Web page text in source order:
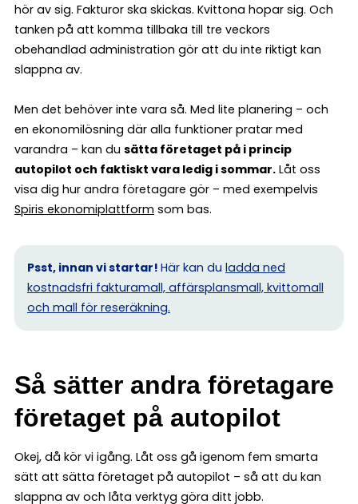
hör av sig. Fakturor ska skickas. Kvittona hopar sig. Och
tanken på att komma tillbaka till tre veckors
obehandlad administration gör att du inte riktigt kan
slappna av.
Men det behöver inte vara så. Med lite planering – och
en ekonomilösning där alla funktioner pratar med
varandra – kan du sätta företaget på i princip
autopilot och faktiskt vara ledig i sommar. Låt oss
visa dig hur andra företagare gör – med exempelvis
Spiris ekonomiplattform som bas.
Psst, innan vi startar! Här kan du ladda ned
kostnadsfri fakturamall, affärsplansmall, kvittomall
och mall för reseräkning.
Så sätter andra företagare
företaget på autopilot
Okej, då kör vi igång. Låt oss gå igenom fem smarta
sätt att sätta företaget på autopilot – så att du kan
slappna av och låta verktyg göra ditt jobb.